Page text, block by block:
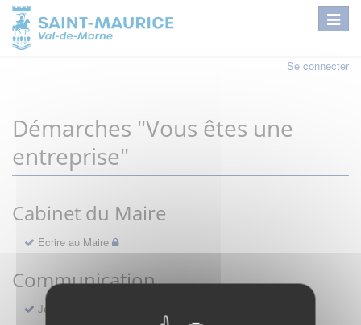
Se connecter
Démarches "Vous êtes une
entreprise"
Cabinet du Maire
Ecrire au Maire
Communication
Je ne reçois pas le Saint-Maurice Info